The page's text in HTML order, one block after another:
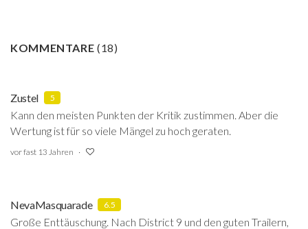
KOMMENTARE(18)
Zustel 5
Kann den meisten Punkten der Kritik zustimmen. Aber die
Wertung ist für so viele Mängel zu hoch geraten.
vor fast 13 Jahren
NevaMasquarade 6.5
Große Enttäuschung. Nach District 9 und den guten Trailern,